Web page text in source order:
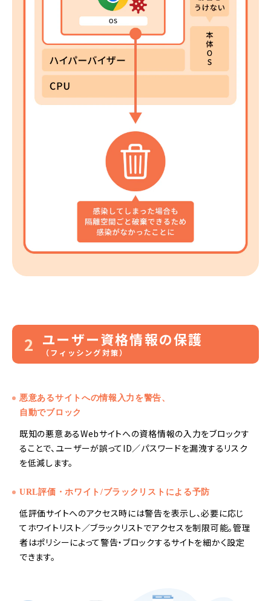
2 ユーザー資格情報の保護
（フィッシング対策）
悪意あるサイトへの情報入力を警告、
自動でブロック
既知の悪意あるWebサイトへの資格情報の入力をブロックす
ることで、ユーザーが誤ってID／パスワードを漏洩するリスク
を低減します。
URL評価・ホワイト/ブラックリストによる予防
低評価サイトへのアクセス時には警告を表示し、必要に応じ
てホワイトリスト／ブラックリストでアクセスを制限可能。管理
者はポリシーによって警告・ブロックするサイトを細かく設定
できます。